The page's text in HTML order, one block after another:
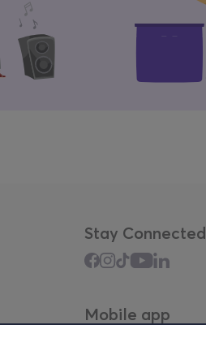
Stay Connected
Mobile app